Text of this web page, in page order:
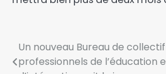
Un nouveau Bureau de
professionnels de l’éducation